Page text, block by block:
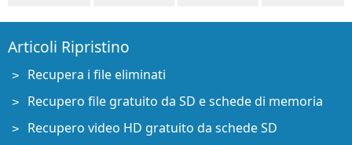
Articoli Ripristino
Recupera i file eliminati
Recupero file gratuito da SD e schede di memoria
Recupero video HD gratuito da schede SD